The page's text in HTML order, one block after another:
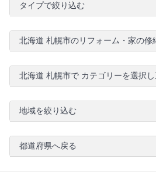
タイプで絞り込む
北海道 札幌市のリフォーム・家の修
北海道 札幌市で カテゴリーを選択し
地域を絞り込む
都道府県へ戻る